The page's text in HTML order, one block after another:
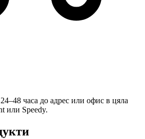
часа до адрес или офис в цяла
или Speedy.